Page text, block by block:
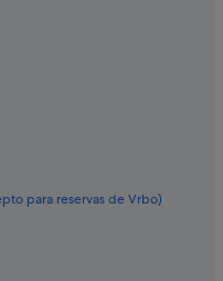
para reservas de Vrbo)